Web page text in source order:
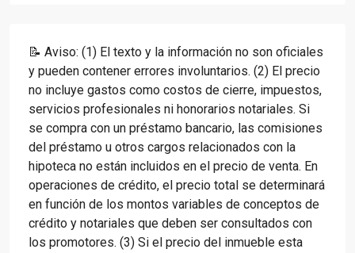
📝 Aviso: (1) El texto y la información no son oficiales
y pueden contener errores involuntarios. (2) El precio
no incluye gastos como costos de cierre, impuestos,
servicios profesionales ni honorarios notariales. Si
se compra con un préstamo bancario, las comisiones
del préstamo u otros cargos relacionados con la
hipoteca no están incluidos en el precio de venta. En
operaciones de crédito, el precio total se determinará
en función de los montos variables de conceptos de
crédito y notariales que deben ser consultados con
los promotores. (3) Si el precio del inmueble esta